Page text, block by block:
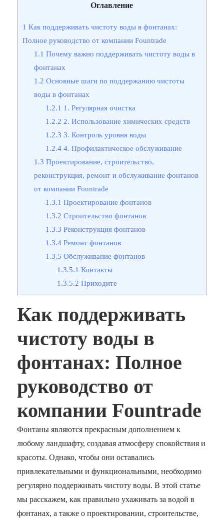
Оглавление
1 Как поддерживать чистоту воды в фонтанах:
Полное руководство от компании Fountrade
1.1 Почему важно поддерживать чистоту воды в
фонтанах
1.2 Основные шаги по поддержанию чистоты
воды в фонтанах
1.2.1 1. Регулярная очистка
1.2.2 2. Использование химических средств
1.2.3 3. Контроль уровня воды
1.2.4 4. Профилактическое обслуживание
1.3 Проектирование, строительство,
реконструкция, ремонт и обслуживание фонтанов
от компании Fountrade
1.3.1 Проектирование фонтанов
1.3.2 Строительство фонтанов
1.3.3 Реконструкция фонтанов
1.3.4 Ремонт фонтанов
1.3.5 Обслуживание фонтанов
1.3.5.1 Контакты
1.3.5.2 Приходите
Как поддерживать
чистоту воды в
фонтанах: Полное
руководство от
компании Fountrade
Фонтаны являются прекрасным дополнением к
любому ландшафту, создавая атмосферу спокойствия и
красоты. Однако, чтобы они оставались
привлекательными и функциональными, необходимо
регулярно поддерживать чистоту воды. В этой статье
мы расскажем, как правильно ухаживать за водой в
фонтанах, а также о проектировании, строительстве,